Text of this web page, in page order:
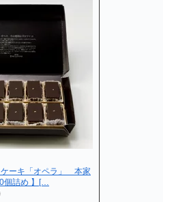
ケーキ「オペラ」 本家
個詰め 】[…